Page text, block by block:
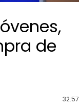
de
32:57